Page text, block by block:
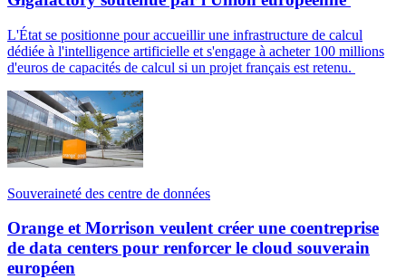
L'État se positionne pour accueillir une infrastructure de calcul
dédiée à l'intelligence artificielle et s'engage à acheter 100 millions
d'euros de capacités de calcul si un projet français est retenu.
Souveraineté des centre de données
Orange et Morrison veulent créer une coentreprise
de data centers pour renforcer le cloud souverain
européen